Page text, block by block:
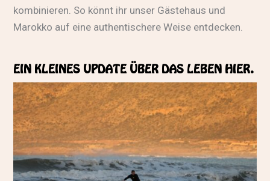
kombinieren. So könnt ihr unser Gästehaus und
Marokko auf eine authentischere Weise entdecken.
EIN KLEINES UPDATE ÜBER DAS LEBEN HIER.